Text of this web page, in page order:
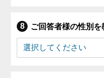
ご回答者様の性別を